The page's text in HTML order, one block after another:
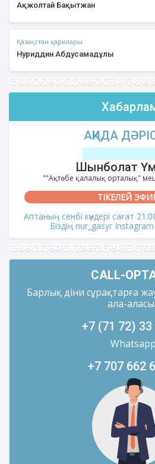
Ақжолтай Бақытжан
Қазақстан қарилары
Нуриддин Абдусамадұлы
АҚИДА
Шынболат
""Ақтөбе қалалық орталық"
ТІКЕЛЕЙ
Аптаның сенбі күндері сағат
Біздің nur_gasyr
CALL-
Барлық діни сұрақтарға
ала-
+7 (71 72) 33
Whatsapp
+7 707 662